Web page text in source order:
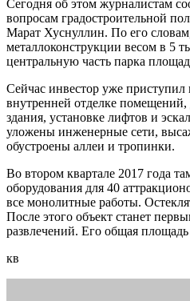
Сегодня об этом журналистам
вопросам градостроительной
Марат Хуснуллин. По его
металлоконструкции весом в 5
центральную часть парка
Сейчас инвестор уже приступил
внутренней отделке помещений,
здания, установке лифтов и
уложены инженерные сети,
обустроены аллеи и тропинки.
Во втором квартале 2017 года
оборудования для 40
все монолитные работы.
После этого объект станет
развлечений. Его общая
кв